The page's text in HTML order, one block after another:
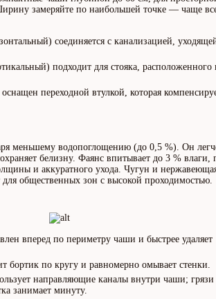
замеряйте по наибольшей точке — чаще
соединяется с канализацией,
подходит для стояка, расположенного
переходной втулкой, которая
меньшему водопоглощению (до 0,5 %). Он
белизну. Фаянс впитывает до 3 % влаги,
и аккуратного ухода. Чугун и
общественных зон с высокой проходимостью.
вперед по периметру чаши и быстрее удаляет
бортик по кругу и равномерно омывает стенки.
направляющие каналы внутри чаши; грязи
занимает минуту.